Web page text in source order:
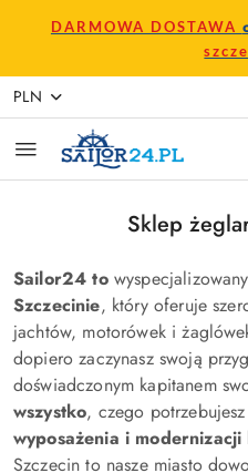
Przejdź do treści
Przejdź do
Przejdź do moje konto
Przejdź do menu
Przejdź do stopki
DARMOWA DOSTAWA
PLN
Sklep
Sailor24 to wyspecjalizowany
Szczecinie, który oferuje
jachtów, motorówek i
dopiero zaczynasz swoją
doświadczonym kapitanem
wszystko, czego potrzebujesz
wyposażenia i
Szczecin to nasze miasto